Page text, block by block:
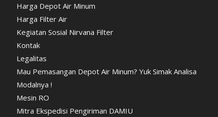
Harga Depot Air Minum
Harga Filter Air
Kegiatan Sosial Nirvana Filter
Kontak
Legalitas
Mau Pemasangan Depot Air Minum? Yuk Simak Analisa
Modalnya !
Mesin RO
Mitra Ekspedisi Pengiriman DAMIU